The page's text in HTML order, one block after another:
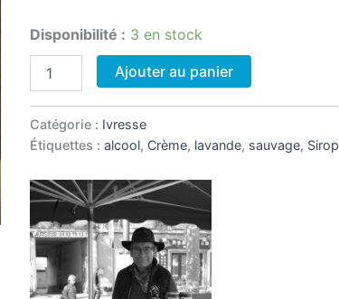
Disponibilité : 3 en stock
de
Lavande
Fine
Ajouter au panier
Catégorie : Ivresse
Étiquettes :alcool, Crème, lavande, sauvage, Sirop